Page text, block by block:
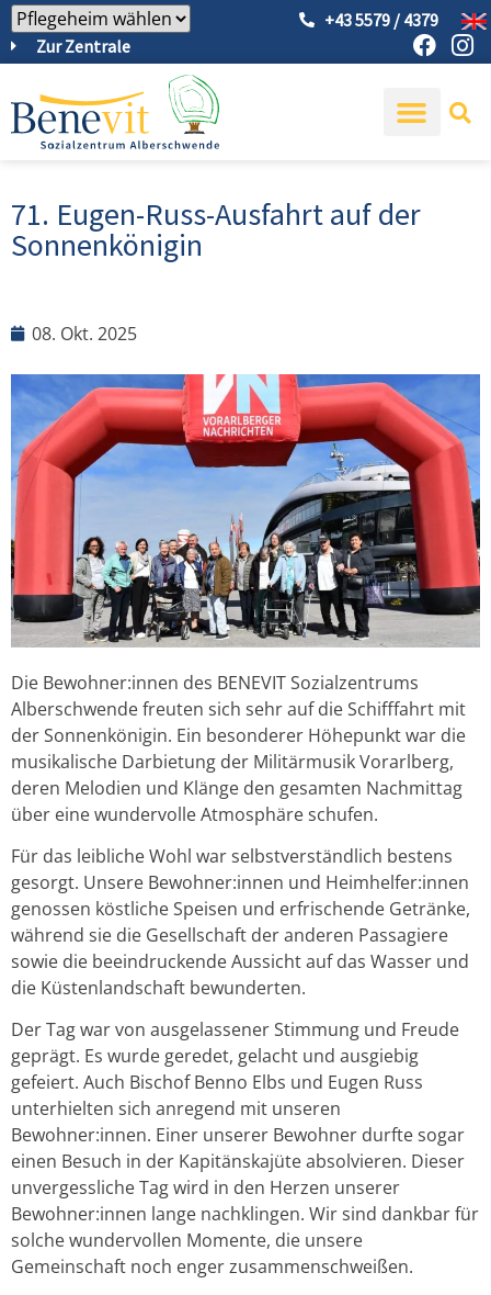
Zur Zentrale
+43 5579 / 4379
71. Eugen-Russ-Ausfahrt auf der
Sonnenkönigin
08. Okt. 2025
Die Bewohner:innen des BENEVIT Sozialzentrums
Alberschwende freuten sich sehr auf die Schifffahrt mit
der Sonnenkönigin. Ein besonderer Höhepunkt war die
musikalische Darbietung der Militärmusik Vorarlberg,
deren Melodien und Klänge den gesamten Nachmittag
über eine wundervolle Atmosphäre schufen.
Für das leibliche Wohl war selbstverständlich bestens
gesorgt. Unsere Bewohner:innen und Heimhelfer:innen
genossen köstliche Speisen und erfrischende Getränke,
während sie die Gesellschaft der anderen Passagiere
sowie die beeindruckende Aussicht auf das Wasser und
die Küstenlandschaft bewunderten.
Der Tag war von ausgelassener Stimmung und Freude
geprägt. Es wurde geredet, gelacht und ausgiebig
gefeiert. Auch Bischof Benno Elbs und Eugen Russ
unterhielten sich anregend mit unseren
Bewohner:innen. Einer unserer Bewohner durfte sogar
einen Besuch in der Kapitänskajüte absolvieren. Dieser
unvergessliche Tag wird in den Herzen unserer
Bewohner:innen lange nachklingen. Wir sind dankbar für
solche wundervollen Momente, die unsere
Gemeinschaft noch enger zusammenschweißen.